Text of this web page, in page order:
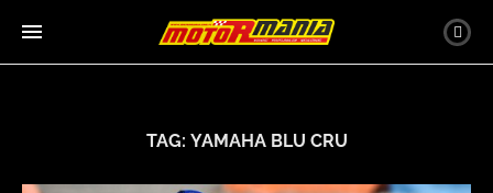
TAG: YAMAHA BLU CRU